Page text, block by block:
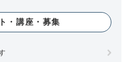
・講座・募集